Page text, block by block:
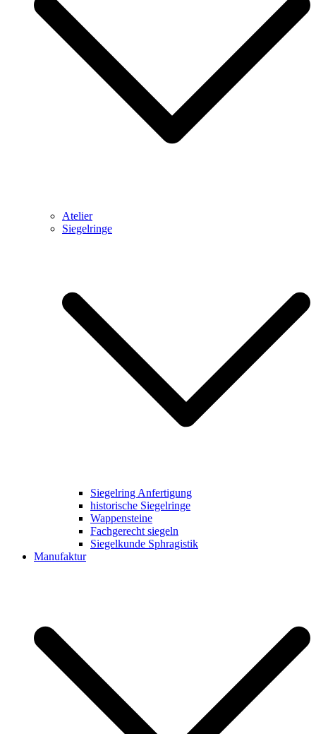
Atelier
Siegelringe
Siegelring Anfertigung
historische Siegelringe
Wappensteine
Fachgerecht siegeln
Siegelkunde Sphragistik
Manufaktur